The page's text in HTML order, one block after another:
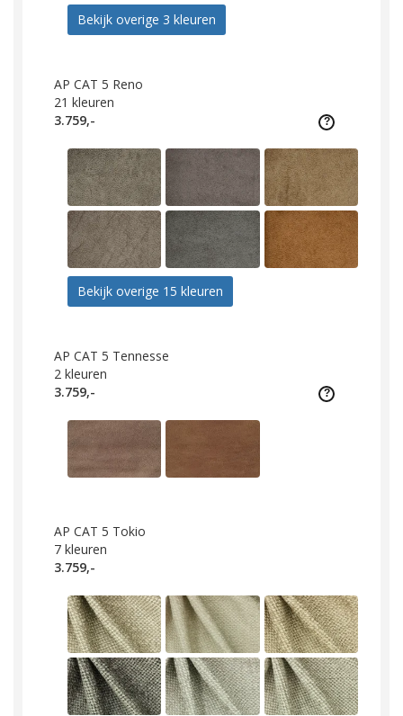
Bekijk overige 3 kleuren
AP CAT 5 Reno
21 kleuren
3.759,-
Bekijk overige 15 kleuren
AP CAT 5 Tennesse
2 kleuren
3.759,-
AP CAT 5 Tokio
7 kleuren
3.759,-